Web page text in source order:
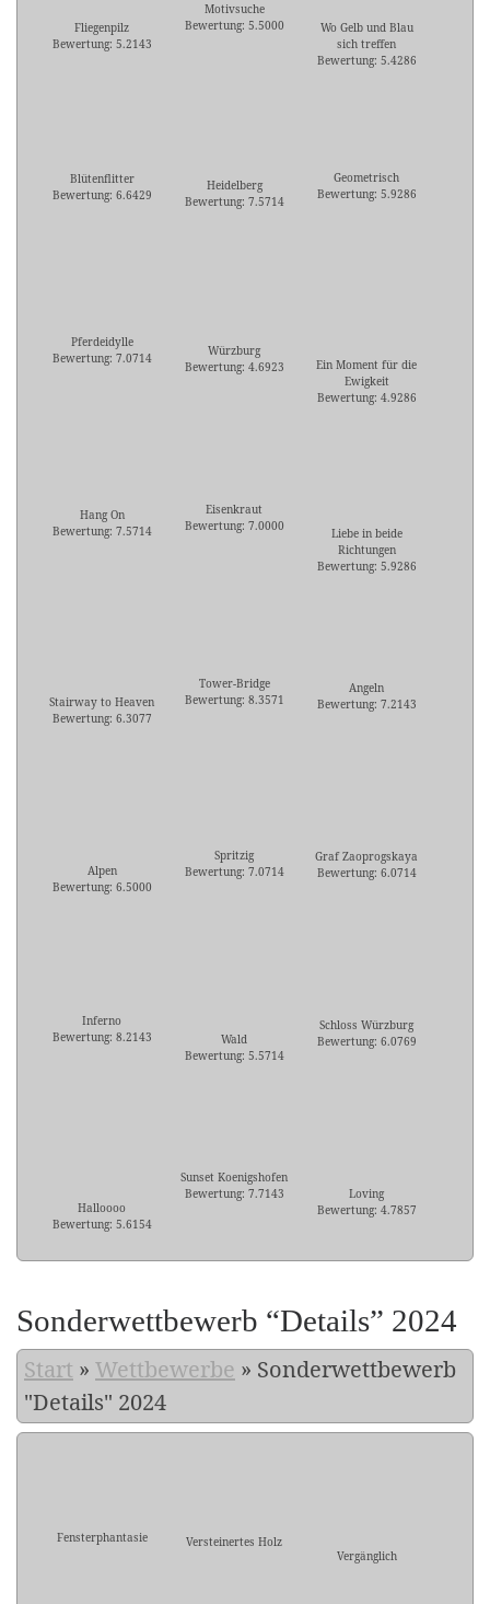
Fliegenpilz
Bewertung: 5.2143
Motivsuche
Bewertung: 5.5000
Wo Gelb und Blau
sich treffen
Bewertung: 5.4286
Blütenflitter
Bewertung: 6.6429
Heidelberg
Bewertung: 7.5714
Geometrisch
Bewertung: 5.9286
Pferdeidylle
Bewertung: 7.0714
Würzburg
Bewertung: 4.6923
Ein Moment für die
Ewigkeit
Bewertung: 4.9286
Hang On
Bewertung: 7.5714
Eisenkraut
Bewertung: 7.0000
Liebe in beide
Richtungen
Bewertung: 5.9286
Stairway to Heaven
Bewertung: 6.3077
Tower-Bridge
Bewertung: 8.3571
Angeln
Bewertung: 7.2143
Alpen
Bewertung: 6.5000
Spritzig
Bewertung: 7.0714
Graf Zaoprogskaya
Bewertung: 6.0714
Inferno
Bewertung: 8.2143
Wald
Bewertung: 5.5714
Schloss Würzburg
Bewertung: 6.0769
Halloooo
Bewertung: 5.6154
Sunset Koenigshofen
Bewertung: 7.7143
Loving
Bewertung: 4.7857
Sonderwettbewerb “Details” 2024
Start » Wettbewerbe » Sonderwettbewerb
"Details" 2024
Fensterphantasie
Versteinertes Holz
Vergänglich